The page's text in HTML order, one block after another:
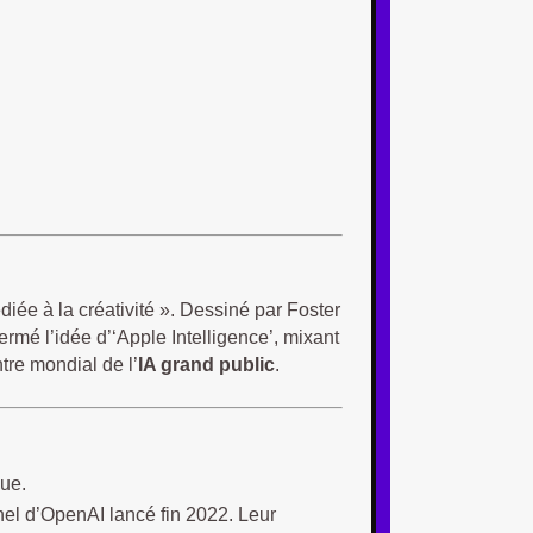
à la créativité ». Dessiné par Foster
l’idée d’‘Apple Intelligence’, mixant
mondial de l’ IA grand public.
d’OpenAI lancé fin 2022. Leur